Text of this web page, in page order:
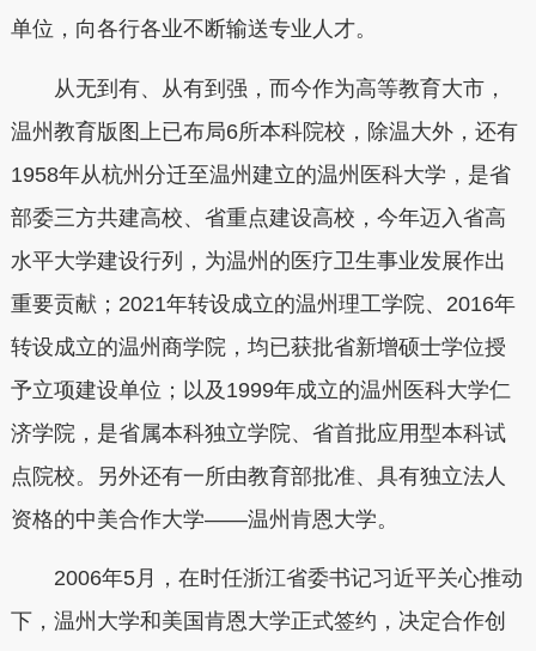
单位，向各行各业不断输送专业人才。
从无到有、从有到强，而今作为高等教育大市，
温州教育版图上已布局6所本科院校，除温大外，还有
1958年从杭州分迁至温州建立的温州医科大学，是省
部委三方共建高校、省重点建设高校，今年迈入省高
水平大学建设行列，为温州的医疗卫生事业发展作出
重要贡献；2021年转设成立的温州理工学院、2016年
转设成立的温州商学院，均已获批省新增硕士学位授
予立项建设单位；以及1999年成立的温州医科大学仁
济学院，是省属本科独立学院、省首批应用型本科试
点院校。另外还有一所由教育部批准、具有独立法人
资格的中美合作大学——温州肯恩大学。
2006年5月，在时任浙江省委书记习近平关心推动
下，温州大学和美国肯恩大学正式签约，决定合作创